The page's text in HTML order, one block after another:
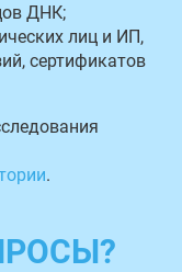
ДНК;
лиц и ИП,
сертификатов
.